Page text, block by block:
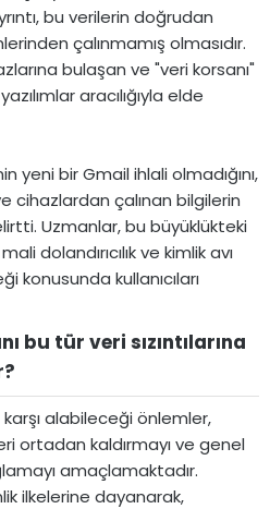
bu verilerin doğrudan
çalınmamış olmasıdır.
bulaşan ve "veri korsanı"
aracılığıyla elde
yeni bir Gmail ihlali olmadığını,
cihazlardan çalınan bilgilerin
Uzmanlar, bu büyüklükteki
mali dolandırıcılık ve kimlik avı
konusunda kullanıcıları
bu tür veri sızıntılarına
karşı alabileceği önlemler,
ortadan kaldırmayı ve genel
amaçlamaktadır.
ilkelerine dayanarak,